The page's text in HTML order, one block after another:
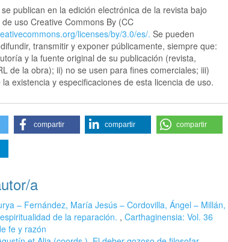
publican en la edición electrónica de la revista bajo
uso Creative Commons By (CC
org/licenses/by/3.0/es/.Se pueden
transmitir y exponer públicamente, siempre que:
y la fuente original de su publicación (revista,
de la obra); ii) no se usen para fines comerciales; iii)
existencia y especificaciones de esta licencia de uso.
compartir compartir compartir
a
– Fernández, María Jesús – Cordovilla, Ángel – Millán,
de la reparación. , Carthaginensia: Vol. 36
fe y razón